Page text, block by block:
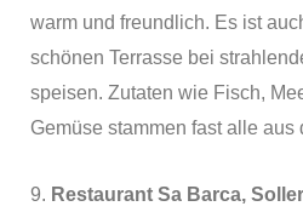
warm und freundlich. Es ist
schönen Terrasse bei
speisen. Zutaten wie Fisch,
Gemüse stammen fast alle aus
9. Restaurant Sa Barca, Soller